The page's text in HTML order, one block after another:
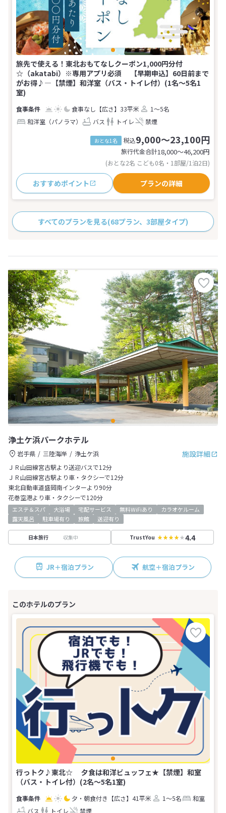
旅先で使える！東北おもてなしクーポン1,000円分付
☆（akatabi）※専用アプリ必須 【早期申込】60日前まで
がお得♪―【禁煙】和洋室（バス・トイレ付）(1名～5名1
室)
食事なし 【広さ】33平米
1～5名
和洋室（パノラマ）
バス トイレ 禁煙
おとな1名 税込9,000～23,100円
旅行代金合計18,000〜46,200円
(おとな2名 こども0名・1部屋/1泊2日)
おすすめポイント プランの詳細
すべてのプランを見る(68プラン、3部屋タイプ)
浄土ケ浜パークホテル
施設詳細
岩手県 三陸海岸
浄土ケ浜
ＪＲ山田線宮古駅より送迎バスで12分
ＪＲ山田線宮古駅より車・タクシーで12分
東北自動車道盛岡南インターより90分
花巻空港より車・タクシーで120分
エステ＆スパ 大浴場 宅配サービス 無料WiFiあり
カラオケルーム
露天風呂
駐車場有り 旅館 送迎有り
日本旅行 収集中 TrustYou 4.4
JR＋宿泊プラン 航空＋宿泊プラン
行っトク♪東北☆ 夕食は和洋ビュッフェ★【禁煙】和室
（バス・トイレ付）(2名～5名1室)
夕・朝食付き 【広さ】41平米 1～5名
和室
バス
トイレ 禁煙